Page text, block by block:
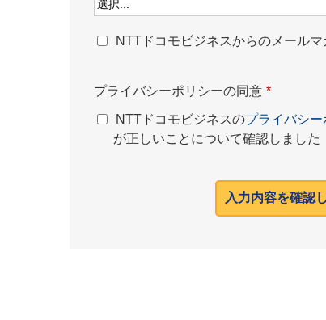
NTTドコモビジネスからのメール
*
プライバシーポリシーの同意
NTTドコモビジネスのプライバシー
が正しいことについて確認しました
入力内容を確認